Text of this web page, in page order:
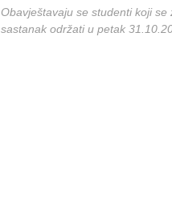
Obavještavaju se studenti koji
sastanak održati u petak